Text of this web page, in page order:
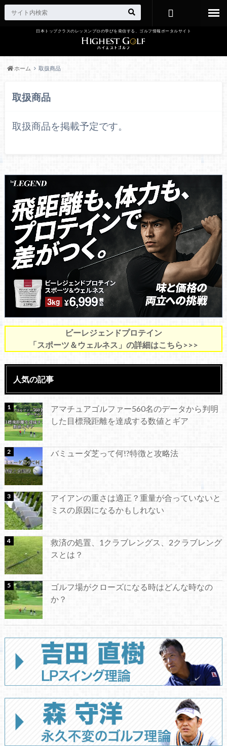
日本トップクラスのレッスンプロの学びを発信する、ゴルフ情報ポータルサイト
ホーム 取扱商品
取扱商品
取扱商品を掲載予定です。
ビーレジェンドプロテイン
「スポーツ＆ウェルネス」の詳細はこちら>>>
人気の記事
アマチュアゴルファー560名のデータから判明
した目標飛距離を達成する数値とギア
バミューダ芝って何!?特徴と攻略法
アイアンの重さは適正？重量が合っていないと
ミスの原因になるかもしれない
救済の処置、1クラブレングス、2クラブレング
スとは？
ゴルフ場がクローズになる時はどんな時なの
か？